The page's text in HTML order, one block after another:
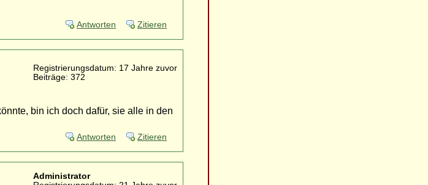
Antworten Zitieren
Registrierungsdatum: 17 Jahre zuvor
Beiträge: 372
bin ich doch dafür, sie alle in den
Antworten Zitieren
Administrator